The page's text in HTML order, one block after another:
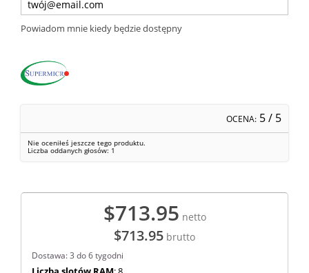
Powiadom mnie kiedy będzie dostępny
OCENA: 5/ 5
Nie oceniłeś jeszcze tego produktu.
Liczba oddanych głosów: 1
$713.95 netto
$713.95 brutto
Dostawa: 3 do 6 tygodni